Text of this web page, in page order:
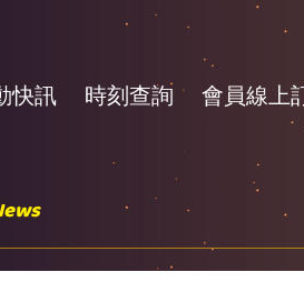
快訊 時刻查詢 會員線上